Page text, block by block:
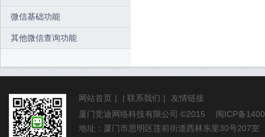
微信基础功能
其他微信查询功能
网站首页 | | 联系我们 |
友情链接
厦门竞迪网络科技有限公司 ©2015 闽ICP备
地址：厦门市思明区莲前街道西林东里30号207室